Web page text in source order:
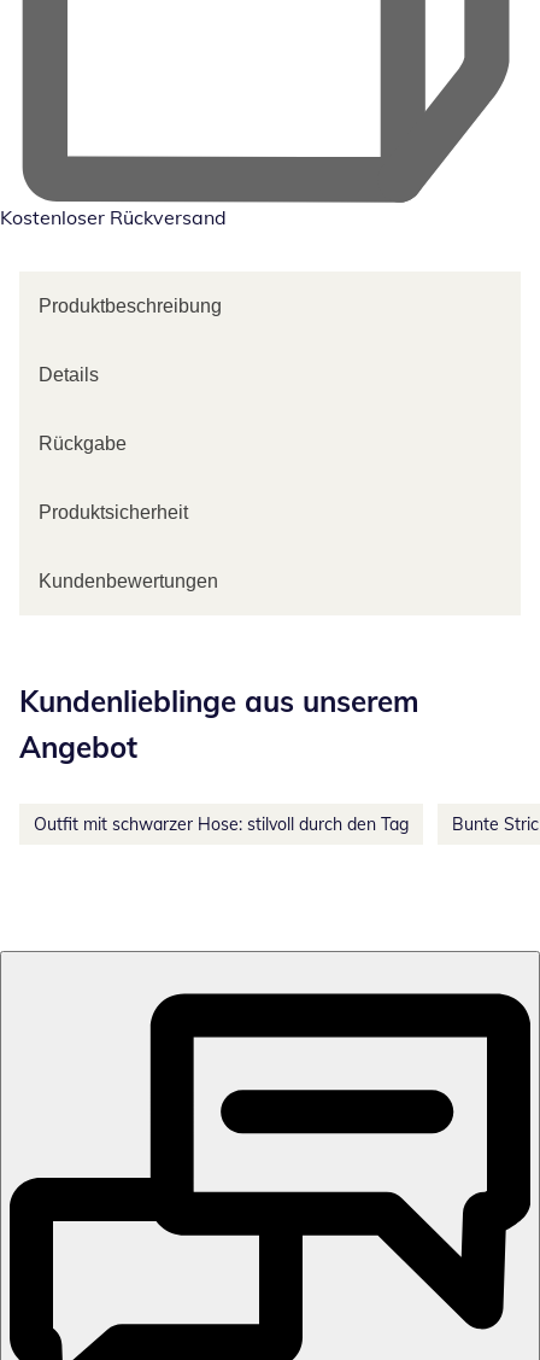
Kostenloser Rückversand
Produktbeschreibung
Details
Rückgabe
Produktsicherheit
Kundenbewertungen
Kundenlieblinge aus unserem
Angebot
Outfit mit schwarzer Hose: stilvoll durch den Tag Bunte